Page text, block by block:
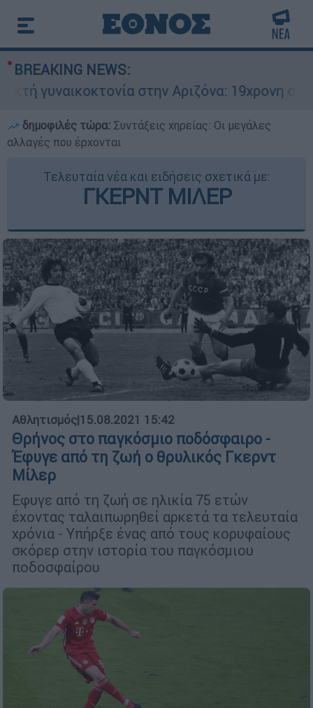
BREAKING NEWS:
στην Αριζόνα: 19χρονη
δημοφιλές τώρα: Συντάξεις χηρείας: Οι μεγάλες
αλλαγές που έρχονται
Τελευταία νέα και ειδήσεις σχετικά με:
ΓΚΕΡΝΤ ΜΙΛΕΡ
Αθλητισμός|15.08.2021 15:42
Θρήνος στο παγκόσμιο ποδόσφαιρο -
Έφυγε από τη ζωή ο θρυλικός Γκερντ
Μίλερ
Εφυγε από τη ζωή σε ηλικία 75 ετών
έχοντας ταλαιπωρηθεί αρκετά τα τελευταία
χρόνια - Υπήρξε ένας από τους κορυφαίους
σκόρερ στην ιστορία του παγκόσμιου
ποδοσφαίρου